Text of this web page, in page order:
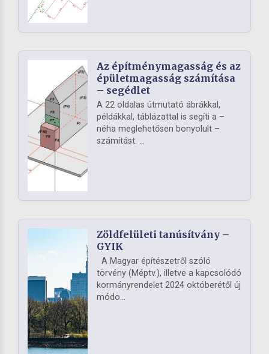
Az építménymagasság és az
épületmagasság számítása
– segédlet
A 22 oldalas útmutató ábrákkal,
példákkal, táblázattal is segíti a –
néha meglehetősen bonyolult –
számítást. ...
Zöldfelületi tanúsítvány –
GYIK
A Magyar építészetről szóló
törvény (Méptv.), illetve a kapcsolódó
kormányrendelet 2024 októberétől új
módo...